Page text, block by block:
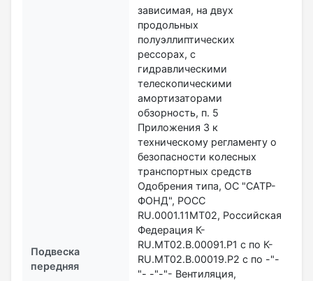
Подвеска
передняя
зависимая, на двух
продольных
полуэллиптических
рессорах, с
гидравлическими
телескопическими
амортизаторами
обзорность, п. 5
Приложения 3 к
техническому регламенту о
безопасности колесных
транспортных средств
Одобрения типа, ОС "САТР-
ФОНД", РОСС
RU.0001.11MT02, Российская
Федерация К-
RU.МТ02.В.00091.Р1 с по К-
RU.МТ02.В.00019.Р2 с по -"-
"- -"-"- Вентиляция,